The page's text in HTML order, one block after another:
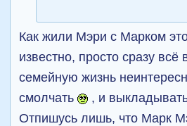
Как жили Мэри с Марком
известно, просто сразу
семейную жизнь
смолчать
, и
Отпишусь лишь, что Марк